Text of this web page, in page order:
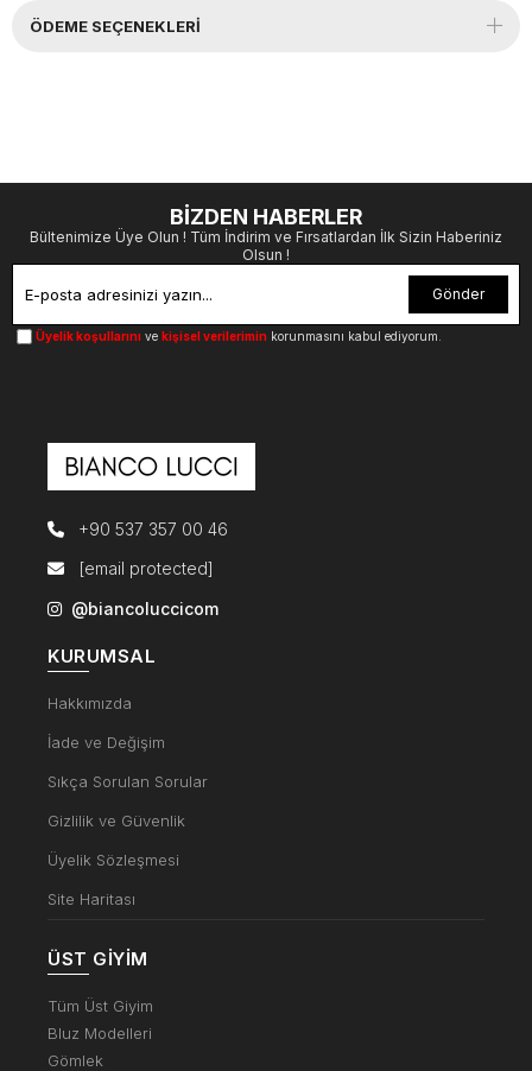
ÖDEME SEÇENEKLERI
BİZDEN HABERLER
Bültenimize Üye Olun ! Tüm İndirim ve Fırsatlardan İlk Sizin Haberiniz
Olsun !
Gönder
Üyelik koşullarını ve kişisel verilerimin korunmasını kabul ediyorum.
+90 537 357 00 46
[email protected]
@biancoluccicom
KURUMSAL
Hakkımızda
İade ve Değişim
Sıkça Sorulan Sorular
Gizlilik ve Güvenlik
Üyelik Sözleşmesi
Site Haritası
ÜST GIYIM
Tüm Üst Giyim
Bluz Modelleri
Gömlek